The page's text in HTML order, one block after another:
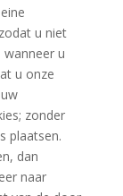
u niet
u
u onze
zonder
plaatsen.
dan
naar